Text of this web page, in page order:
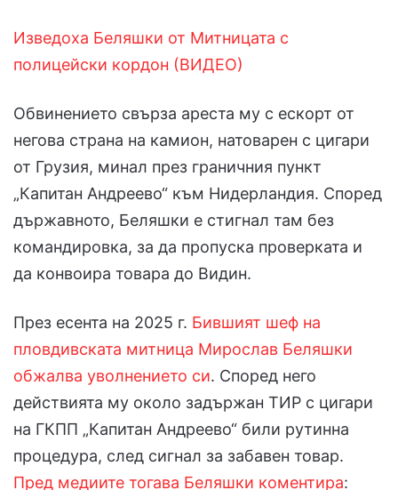
Изведоха Беляшки от Митницата с
полицейски кордон (ВИДЕО)
Обвинението свърза ареста му с ескорт от
негова страна на камион, натоварен с цигари
от Грузия, минал през граничния пункт
„Капитан Андреево“ към Нидерландия. Според
държавното, Беляшки е стигнал там без
командировка, за да пропуска проверката и
да конвоира товара до Видин.
През есента на 2025 г. Бившият шеф на
пловдивската митница Мирослав Беляшки
обжалва уволнението си. Според него
действията му около задържан ТИР с цигари
на ГКПП „Капитан Андреево“ били рутинна
процедура, след сигнал за забавен товар.
Пред медиите тогава Беляшки коментира: